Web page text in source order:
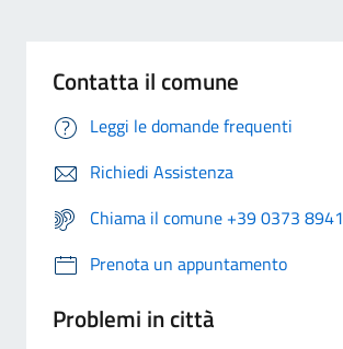
Contatta il comune
Leggi le domande frequenti
Richiedi Assistenza
Chiama il comune +39 0373 8941
Prenota un appuntamento
Problemi in città